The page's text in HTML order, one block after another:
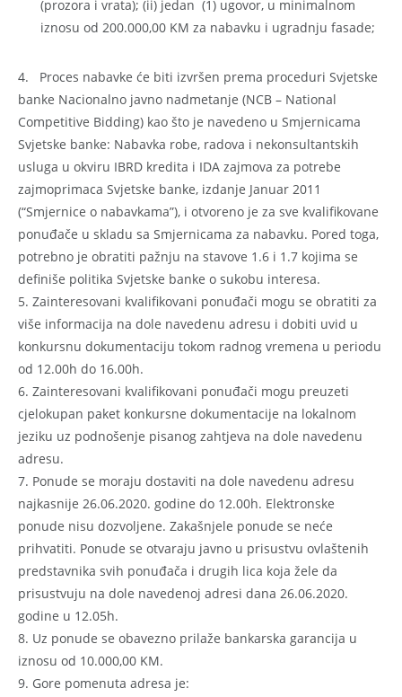
(prozora i vrata); (ii) jedan (1) ugovor, u minimalnom
iznosu od 200.000,00 KM za nabavku i ugradnju fasade;
4. Proces nabavke će biti izvršen prema proceduri Svjetske
banke Nacionalno javno nadmetanje (NCB – National
Competitive Bidding) kao što je navedeno u Smjernicama
Svjetske banke: Nabavka robe, radova i nekonsultantskih
usluga u okviru IBRD kredita i IDA zajmova za potrebe
zajmoprimaca Svjetske banke, izdanje Januar 2011
(“Smjernice o nabavkama”), i otvoreno je za sve kvalifikovane
ponuđače u skladu sa Smjernicama za nabavku. Pored toga,
potrebno je obratiti pažnju na stavove 1.6 i 1.7 kojima se
definiše politika Svjetske banke o sukobu interesa.
5. Zainteresovani kvalifikovani ponuđači mogu se obratiti za
više informacija na dole navedenu adresu i dobiti uvid u
konkursnu dokumentaciju tokom radnog vremena u periodu
od 12.00h do 16.00h.
6. Zainteresovani kvalifikovani ponuđači mogu preuzeti
cjelokupan paket konkursne dokumentacije na lokalnom
jeziku uz podnošenje pisanog zahtjeva na dole navedenu
adresu.
7. Ponude se moraju dostaviti na dole navedenu adresu
najkasnije 26.06.2020. godine do 12.00h. Elektronske
ponude nisu dozvoljene. Zakašnjele ponude se neće
prihvatiti. Ponude se otvaraju javno u prisustvu ovlaštenih
predstavnika svih ponuđača i drugih lica koja žele da
prisustvuju na dole navedenoj adresi dana 26.06.2020.
godine u 12.05h.
8. Uz ponude se obavezno prilaže bankarska garancija u
iznosu od 10.000,00 KM.
9. Gore pomenuta adresa je: